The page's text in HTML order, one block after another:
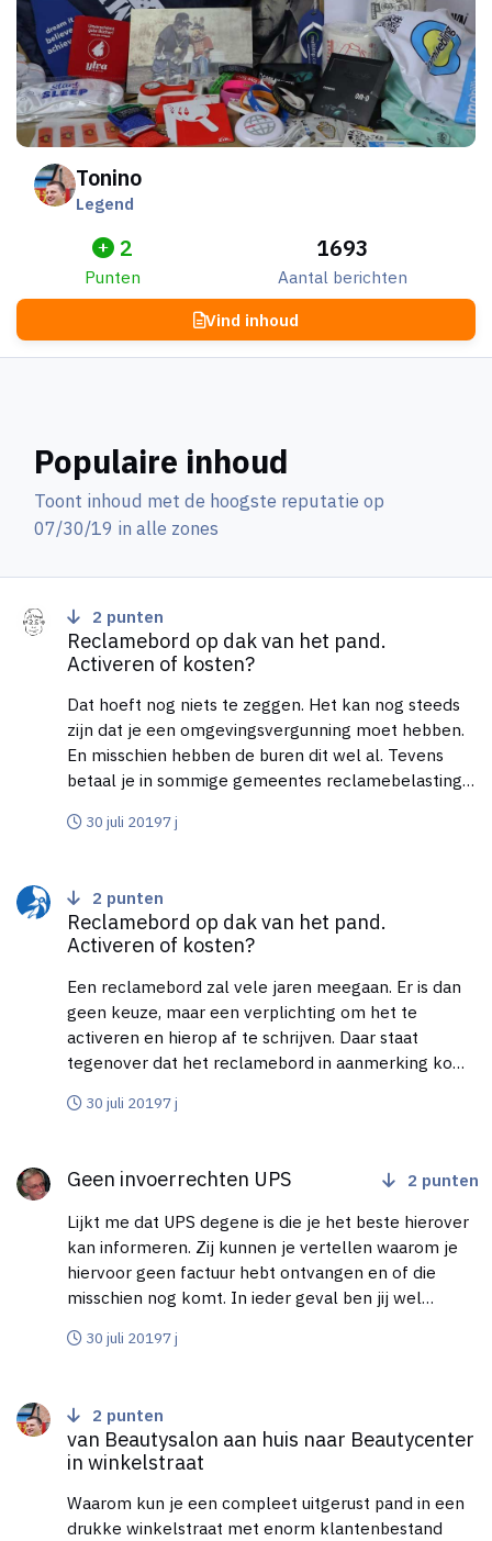
Tonino
Legend
2
Punten
1693
Aantal berichten
Vind inhoud
Populaire inhoud
Toont inhoud met de hoogste reputatie op
07/30/19 in alle zones
Reclamebord op dak van het pand.
Activeren of kosten?
2 punten
Dat hoeft nog niets te zeggen. Het kan nog steeds
zijn dat je een omgevingsvergunning moet hebben.
En misschien hebben de buren dit wel al. Tevens
betaal je in sommige gemeentes reclamebelasting
https://ondernemersplein.kvk.nl/omgevingsvergunni
30 juli 20197 j
Reclamebord op dak van het pand.
Activeren of kosten?
2 punten
Een reclamebord zal vele jaren meegaan. Er is dan
geen keuze, maar een verplichting om het te
activeren en hierop af te schrijven. Daar staat
tegenover dat het reclamebord in aanmerking komt
gekregen ? Niet elke Gemeente staat toe dat
geen probleem, al is ook dát vergunningsplichtig.
30 juli 20197 j
Geen invoerrechten UPS 2 punten
Lijkt me dat UPS degene is die je het beste hierover
kan informeren. Zij kunnen je vertellen waarom je
hiervoor geen factuur hebt ontvangen en of die
misschien nog komt. In ieder geval ben jij wel
niet vrijgesteld zijn van invoerrechten) en BTW af te
beter dan bij een controle te moeten uitleggen
waarom dat niet gebeurd is..
30 juli 20197 j
van Beautysalon aan huis naar Beautycenter
in winkelstraat
2 punten
Waarom kun je een compleet uitgerust pand in een
drukke winkelstraat met enorm klantenbestand